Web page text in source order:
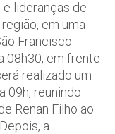
lideranças de
em uma
Francisco.
08h30, em frente
realizado um
09h, reunindo
Renan Filho ao
a